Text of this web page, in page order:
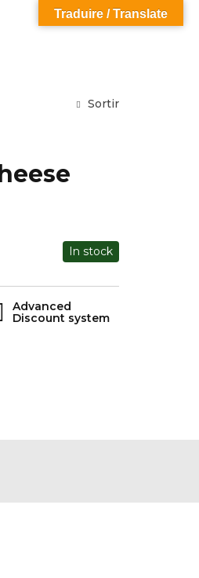
Sortir
In stock
Advanced
Discount system
Traduire / Translate